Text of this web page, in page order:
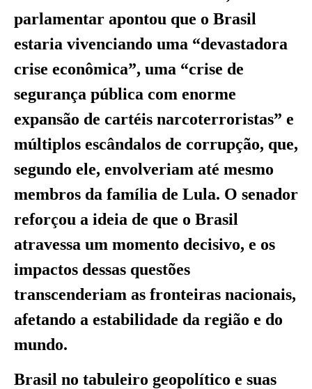
parlamentar apontou que o Brasil
estaria vivenciando uma “devastadora
crise econômica”, uma “crise de
segurança pública com enorme
expansão de cartéis narcoterroristas” e
múltiplos escândalos de corrupção, que,
segundo ele, envolveriam até mesmo
membros da família de Lula. O senador
reforçou a ideia de que o Brasil
atravessa um momento decisivo, e os
impactos dessas questões
transcenderiam as fronteiras nacionais,
afetando a estabilidade da região e do
mundo.
Brasil no tabuleiro geopolítico e suas